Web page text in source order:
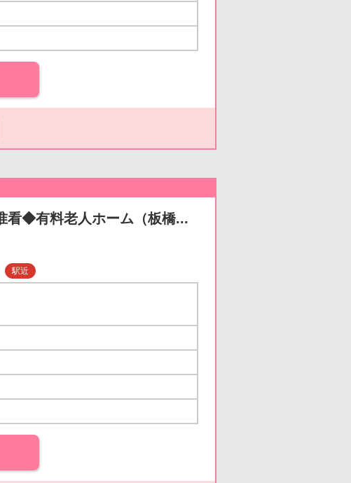
看◆有料老人ホーム（板橋...
駅近